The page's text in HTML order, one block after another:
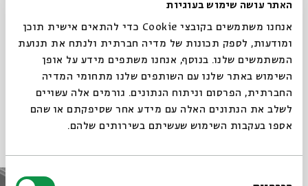
האתר עושה שימוש בעוגיות
אנחנו משתמשים בקובצי Cookie כדי להתאים אישית תוכן
ומודעות, לספק תכונות של מדיה חברתית ולנתח את תנועת
המשתמשים שלנו. בנוסף, אנחנו משתפים מידע על אופן
השימוש באתר שלנו עם השותפים שלנו מתחומי המדיה
החברתית, הפרסום וניתוח הנתונים. גורמים אלה עשויים
לשלב את הנתונים האלה עם מידע אחר שסיפקתם או שהם
אספו בעקבות השימוש שעשיתם בשירותים שלהם.
Watch the recording of the event here >>